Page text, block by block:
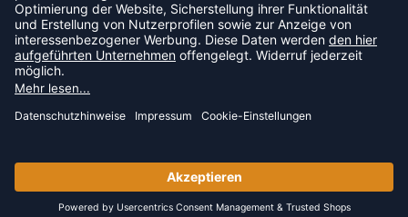
JETZT ANMELDEN